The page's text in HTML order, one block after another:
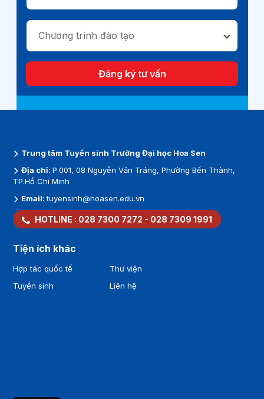
Chương trình đào tạo
Đăng ký tư vấn
Trung tâm Tuyển sinh Trường Đại học Hoa Sen
Địa chỉ:P.001, 08 Nguyễn Văn Tráng, Phường Bến Thành,
TP.Hồ Chí Minh
Email:tuyensinh@hoasen.edu.vn
HOTLINE : 028 7300 7272 - 028 7309 1991
Tiện ích khác
Hợp tác quốc tế
Tuyển sinh
Thư viện
Liên hệ